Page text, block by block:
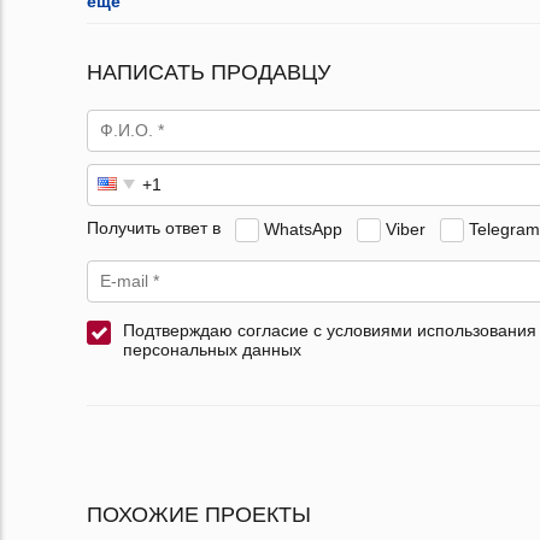
НАПИСАТЬ ПРОДАВЦУ
Получить ответ в WhatsApp Viber Telegram
Подтверждаю согласие с условиями использования
персональных данных
ПОХОЖИЕ ПРОЕКТЫ